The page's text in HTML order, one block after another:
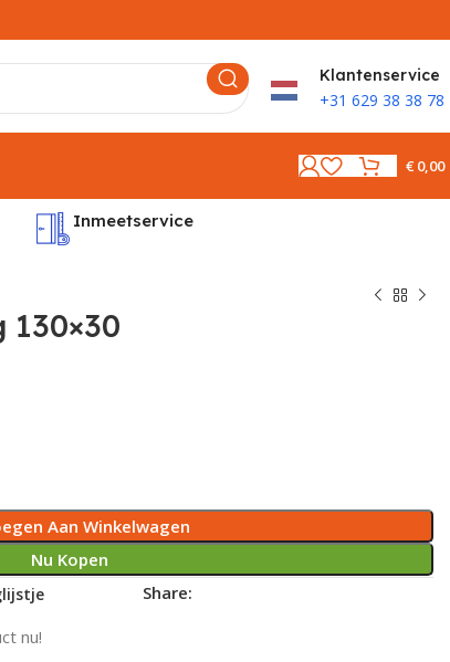
Klantenservice
+31 629 38 38 78
€0,00
Inmeetservice
130×30
Aan Winkelwagen
Nu Kopen
Share:
nu!